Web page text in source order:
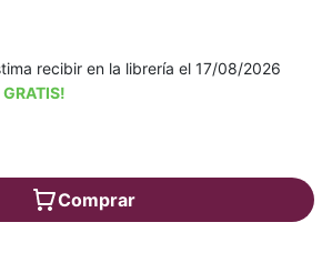
recibir en la librería el 17/08/2026
GRATIS!
Comprar